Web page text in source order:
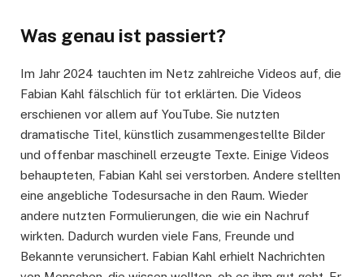
Was genau ist passiert?
Im Jahr 2024 tauchten im Netz zahlreiche Videos auf, die
Fabian Kahl fälschlich für tot erklärten. Die Videos
erschienen vor allem auf YouTube. Sie nutzten
dramatische Titel, künstlich zusammengestellte Bilder
und offenbar maschinell erzeugte Texte. Einige Videos
behaupteten, Fabian Kahl sei verstorben. Andere stellten
eine angebliche Todesursache in den Raum. Wieder
andere nutzten Formulierungen, die wie ein Nachruf
wirkten. Dadurch wurden viele Fans, Freunde und
Bekannte verunsichert. Fabian Kahl erhielt Nachrichten